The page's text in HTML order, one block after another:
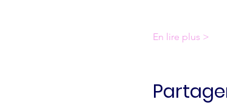
En lire plus >